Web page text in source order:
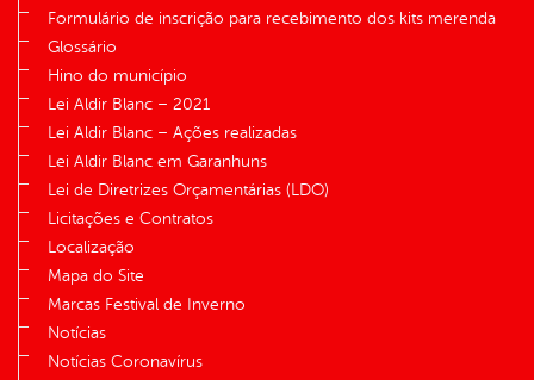
Formulário de inscrição para recebimento dos kits merenda
Glossário
Hino do município
Lei Aldir Blanc – 2021
Lei Aldir Blanc – Ações realizadas
Lei Aldir Blanc em Garanhuns
Lei de Diretrizes Orçamentárias (LDO)
Licitações e Contratos
Localização
Mapa do Site
Marcas Festival de Inverno
Notícias
Notícias Coronavírus